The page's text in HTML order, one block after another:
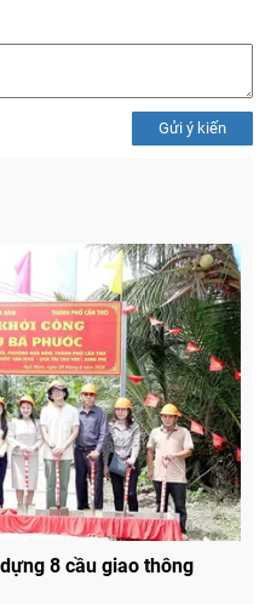
Gửi ý kiến
8 cầu giao thông